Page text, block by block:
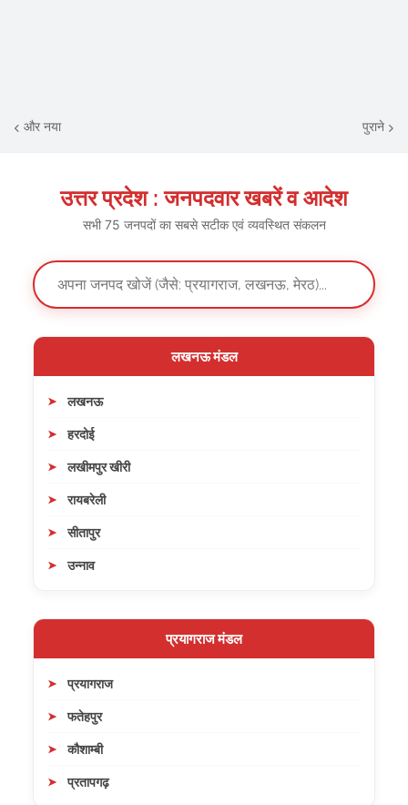
और नया पुराने
उत्तर प्रदेश : जनपदवार खबरें व आदेश
सभी 75 जनपदों का सबसे सटीक एवं व्यवस्थित संकलन
लखनऊ मंडल
लखनऊ
हरदोई
लखीमपुर खीरी
रायबरेली
सीतापुर
उन्नाव
प्रयागराज मंडल
प्रयागराज
फतेहपुर
कौशाम्बी
प्रतापगढ़